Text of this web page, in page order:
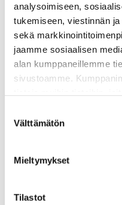
analysoimiseen,
tukemiseen, viestinnän
sekä
jaamme sosiaalisen
alan kumppaneillemme
sivustoamme.
valinta
Välttämätön
Mieltymykset
Tilastot
Turun Autoteknillinen
perinteikkään SATL:n
pikkujouluristeilyn
Tukholmaan ja takaisin
ja
Sitovat
Lisäksi ennen matkaa
tarjoavat jälleen
1.12.2017 klo 8:00 –
autetaan tarvittaessa